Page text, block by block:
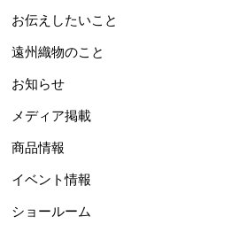
お伝えしたいこと
遠州織物のこと
お知らせ
メディア掲載
商品情報
イベント情報
ショールーム